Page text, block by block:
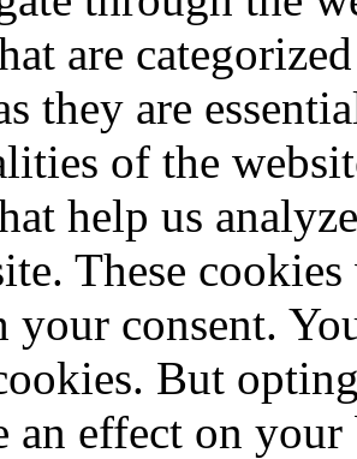
are
they are
of the
help us
These
consent.
But
an effect on